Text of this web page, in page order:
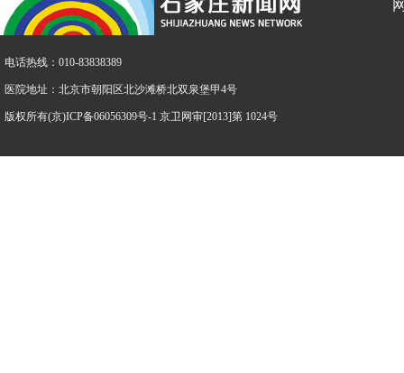
电话热线：010-83838389
医院地址：北京市朝阳区北沙滩桥北双泉堡甲4号
版权所有(京)ICP备06056309号-1 京卫网审[2013]第 1024号